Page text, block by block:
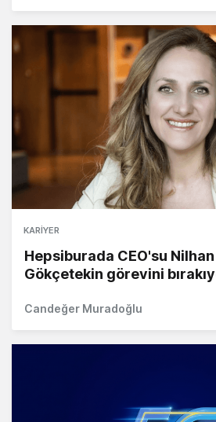
KARIYER
Hepsiburada CEO'su
Gökçetekin görevini
Candeğer Muradoğlu